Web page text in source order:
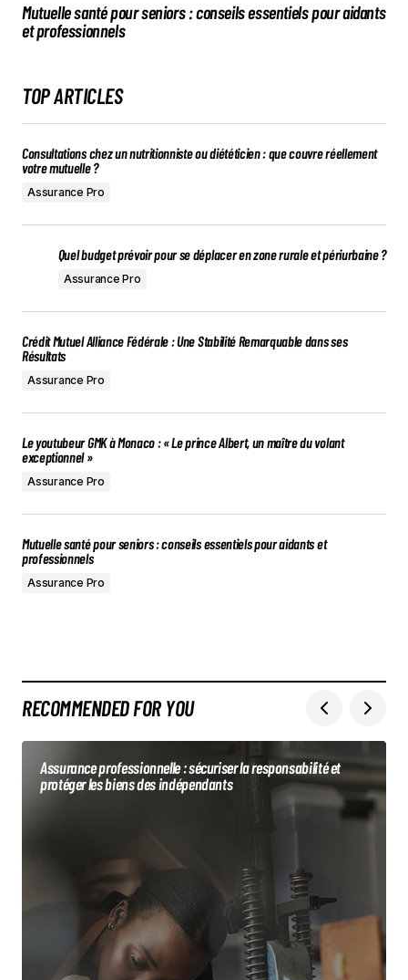
Mutuelle santé pour seniors : conseils essentiels pour aidants
et professionnels
TOP ARTICLES
Consultations chez un nutritionniste ou diététicien : que couvre réellement
votre mutuelle ?
Assurance Pro
Quel budget prévoir pour se déplacer en zone rurale et périurbaine ?
Assurance Pro
Crédit Mutuel Alliance Fédérale : Une Stabilité Remarquable dans ses
Résultats
Assurance Pro
Le youtubeur GMK à Monaco : « Le prince Albert, un maître du volant
exceptionnel »
Assurance Pro
Mutuelle santé pour seniors : conseils essentiels pour aidants et
professionnels
Assurance Pro
RECOMMENDED FOR YOU
Assurance professionnelle : sécuriser la responsabilité et
protéger les biens des indépendants